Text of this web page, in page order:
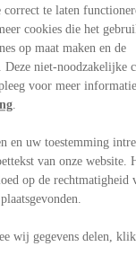
te laten
cookies die het
op maat maken en de
niet-noodzakelijke
voor meer
.
en uw toestemming
van onze website.
op de rechtmatigheid
wij gegevens delen,